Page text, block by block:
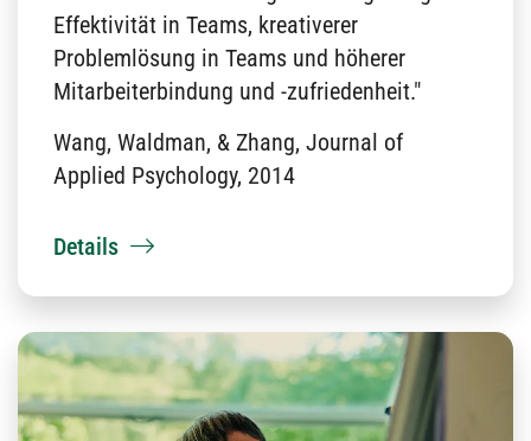
Effektivität in Teams, kreativerer
Problemlösung in Teams und höherer
Mitarbeiterbindung und -zufriedenheit."
Wang, Waldman, & Zhang, Journal of
Applied Psychology, 2014
Details